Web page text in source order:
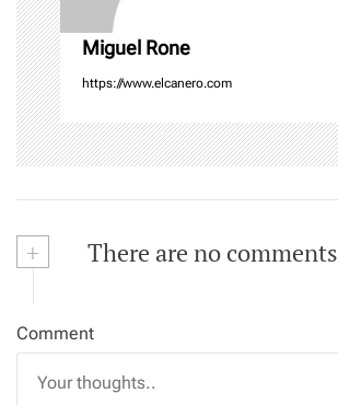
n
Miguel Rone
https://www.elcanero.com
+ There are no comments
Comment